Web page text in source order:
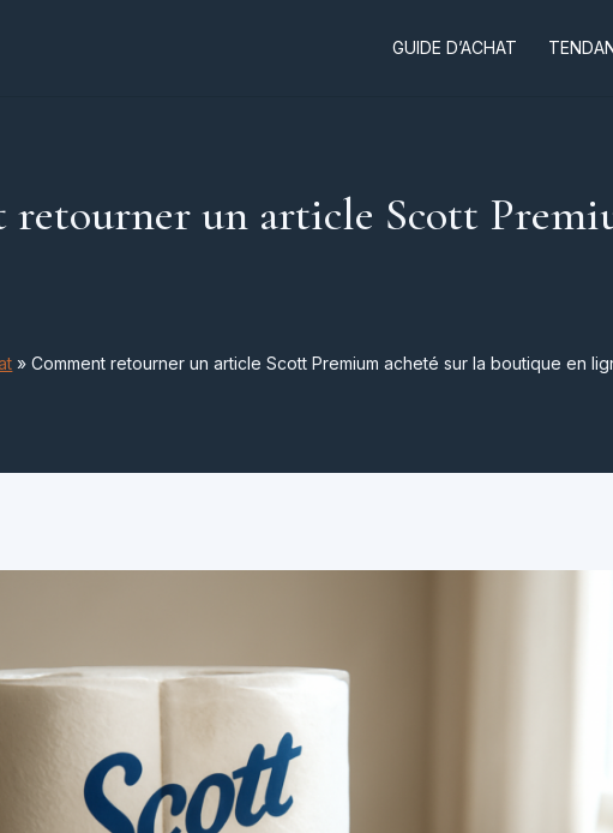
GUIDE D’ACHAT
retourner un article Scott
»Comment retourner un article Scott Premium acheté sur la boutique en